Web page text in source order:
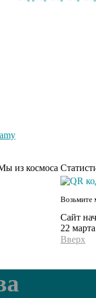
из космоса
Возьмите
Сайт
22
Вверх